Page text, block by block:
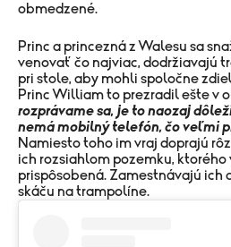
obmedzené.
Princ a princezná z Walesu sa
venovať čo najviac, dodržiavajú
pri stole, aby mohli spoločne
Princ William to prezradil ešte v
rozprávame sa, je to naozaj
nemá mobilný telefón, čo veľmi
Namiesto toho im vraj doprajú
ich rozsiahlom pozemku,
prispôsobená. Zamestnávajú ich
skáču na trampolíne.